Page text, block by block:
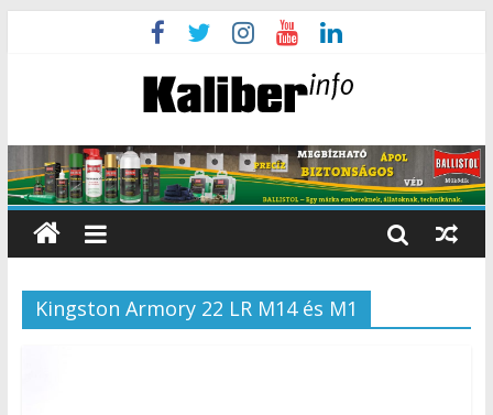
Kingston Armory 22 LR M14 és M1